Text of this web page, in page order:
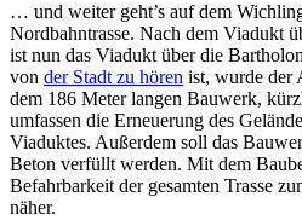
… und weiter geht’s auf dem
Nordbahntrasse. Nach dem Viadukt
ist nun das Viadukt über die
von der Stadt zu hören ist, wurde der
dem 186 Meter langen Bauwerk,
umfassen die Erneuerung des
Viaduktes. Außerdem soll das
Beton verfüllt werden. Mit dem
Befahrbarkeit der gesamten Trasse
näher.